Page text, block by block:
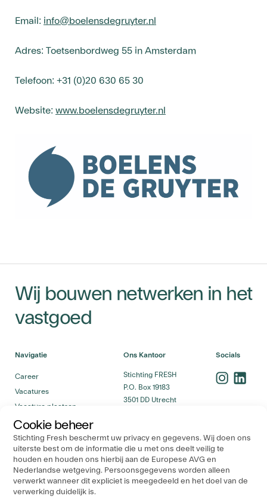
Cookie beheer
Stichting Fresh beschermt uw privacy en gegevens. Wij doen ons
uiterste best om de informatie die u met ons deelt veilig te
houden en houden ons hierbij aan de Europese AVG en
Nederlandse wetgeving. Persoonsgegevens worden alleen
verwerkt wanneer dit expliciet is meegedeeld en het doel van de
verwerking duidelijk is.
Email: info@boelensdegruyter.nl
Adres: Toetsenbordweg 55 in Amsterdam
Telefoon: +31 (0)20 630 65 30
Website: www.boelensdegruyter.nl
Wij bouwen netwerken in het
vastgoed
Navigatie
Career
Vacatures
Vacature plaatsen
Career Stappenplan
Ons Kantoor
Stichting FRESH
P.O. Box 19183
3501 DD Utrecht
Socials
Kunnen we je ergens mee helpen? Mail ons gerust!